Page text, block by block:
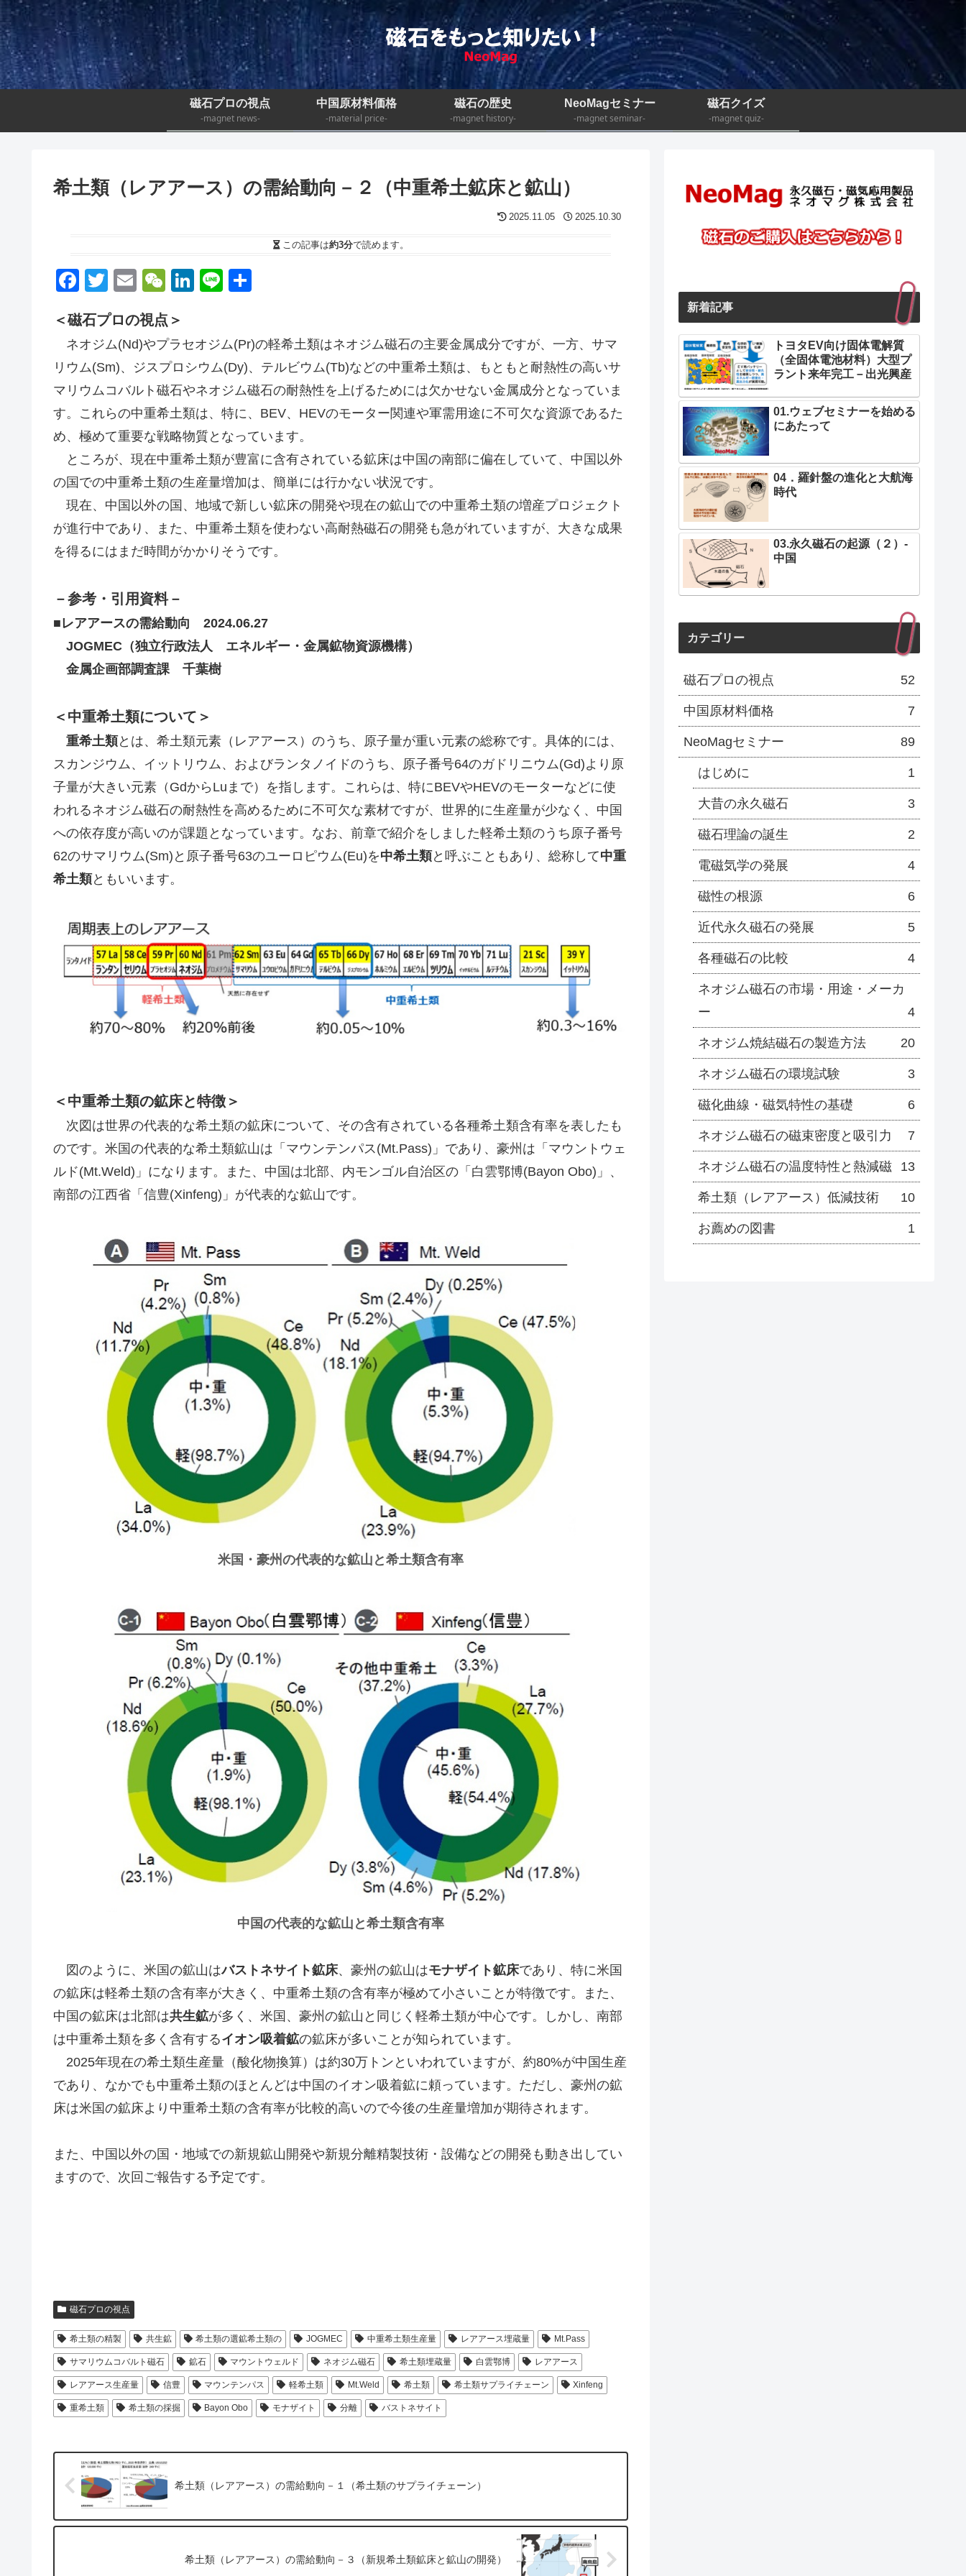
磁石プロの視点
-magnet news-
中国原材料価格
-material price-
磁石の歴史
-magnet history-
NeoMagセミナー
-magnet seminar-
磁石クイズ
-magnet quiz-
希土類（レアアース）の需給動向－２（中重希土鉱床と鉱山）
2025.11.05 2025.10.30
この記事は約3分で読めます。
F
c
e
b
o
o
k
T
tt
er
E
ail
W
C
h
at
Li
e
dI
n
Li
e
＜磁石プロの視点＞
ネオジム(Nd)やプラセオジム(Pr)の軽希土類はネオジム磁石の主要金属成分ですが、一方、サマ
リウム(Sm)、ジスプロシウム(Dy)、テルビウム(Tb)などの中重希土類は、もともと耐熱性の高いサ
マリウムコバルト磁石やネオジム磁石の耐熱性を上げるためには欠かせない金属成分となっていま
す。これらの中重希土類は、特に、BEV、HEVのモーター関連や軍需用途に不可欠な資源であるた
め、極めて重要な戦略物質となっています。
ところが、現在中重希土類が豊富に含有されている鉱床は中国の南部に偏在していて、中国以外
の国での中重希土類の生産量増加は、簡単には行かない状況です。
現在、中国以外の国、地域で新しい鉱床の開発や現在の鉱山での中重希土類の増産プロジェクト
が進行中であり、また、中重希土類を使わない高耐熱磁石の開発も急がれていますが、大きな成果
を得るにはまだ時間がかかりそうです。
－参考・引用資料－
■レアアースの需給動向 2024.06.27
JOGMEC（独立行政法人 エネルギー・金属鉱物資源機構）
金属企画部調査課 千葉樹
＜中重希土類について＞
重希土類とは、希土類元素（レアアース）のうち、原子量が重い元素の総称です。具体的には、
スカンジウム、イットリウム、およびランタノイドのうち、原子番号64のガドリニウム(Gd)より原
子量が大きい元素（GdからLuまで）を指します。これらは、特にBEVやHEVのモーターなどに使
われるネオジム磁石の耐熱性を高めるために不可欠な素材ですが、世界的に生産量が少なく、中国
への依存度が高いのが課題となっています。なお、前章で紹介をしました軽希土類のうち原子番号
62のサマリウム(Sm)と原子番号63のユーロピウム(Eu)を中希土類と呼ぶこともあり、総称して中重
希土類ともいいます。
＜中重希土類の鉱床と特徴＞
次図は世界の代表的な希土類の鉱床について、その含有されている各種希土類含有率を表したも
のです。米国の代表的な希土類鉱山は「マウンテンパス(Mt.Pass)」であり、豪州は「マウントウェ
ルド(Mt.Weld)」になります。また、中国は北部、内モンゴル自治区の「白雲鄂博(Bayon Obo)」、
南部の江西省「信豊(Xinfeng)」が代表的な鉱山です。
米国・豪州の代表的な鉱山と希土類含有率
中国の代表的な鉱山と希土類含有率
図のように、米国の鉱山はバストネサイト鉱床、豪州の鉱山はモナザイト鉱床であり、特に米国
の鉱床は軽希土類の含有率が大きく、中重希土類の含有率が極めて小さいことが特徴です。また、
中国の鉱床は北部は共生鉱が多く、米国、豪州の鉱山と同じく軽希土類が中心です。しかし、南部
は中重希土類を多く含有するイオン吸着鉱の鉱床が多いことが知られています。
2025年現在の希土類生産量（酸化物換算）は約30万トンといわれていますが、約80%が中国生産
であり、なかでも中重希土類のほとんどは中国のイオン吸着鉱に頼っています。ただし、豪州の鉱
床は米国の鉱床より中重希土類の含有率が比較的高いので今後の生産量増加が期待されます。
また、中国以外の国・地域での新規鉱山開発や新規分離精製技術・設備などの開発も動き出してい
ますので、次回ご報告する予定です。
磁石プロの視点
希土類の精製 共生鉱 希土類の選鉱希土類の JOGMEC 中重希土類生産量 レアアース埋蔵量 Mt.Pass
サマリウムコバルト磁石 鉱石 マウントウェルド ネオジム磁石 希土類埋蔵量 白雲鄂博 レアアース
レアアース生産量 信豊 マウンテンパス 軽希土類 Mt.Weld 希土類 希土類サプライチェーン Xinfeng
重希土類 希土類の採掘 Bayon Obo モナザイト 分離 バストネサイト
希土類（レアアース）の需給動向－１（希土類のサプライチェーン）
希土類（レアアース）の需給動向－３（新規希土類鉱床と鉱山の開発）
新着記事
トヨタEV向け固体電解質
（全固体電池材料）大型プ
ラント来年完工－出光興産
01.ウェブセミナーを始める
にあたって
04．羅針盤の進化と大航海
時代
03.永久磁石の起源（２）-
中国
カテゴリー
磁石プロの視点 52
中国原材料価格 7
NeoMagセミナー 89
はじめに 1
大昔の永久磁石 3
磁石理論の誕生 2
電磁気学の発展 4
磁性の根源 6
近代永久磁石の発展 5
各種磁石の比較 4
ネオジム磁石の市場・用途・メーカ
ー
4
ネオジム焼結磁石の製造方法 20
ネオジム磁石の環境試験 3
磁化曲線・磁気特性の基礎 6
ネオジム磁石の磁束密度と吸引力 7
ネオジム磁石の温度特性と熱減磁 13
希土類（レアアース）低減技術 10
お薦めの図書 1